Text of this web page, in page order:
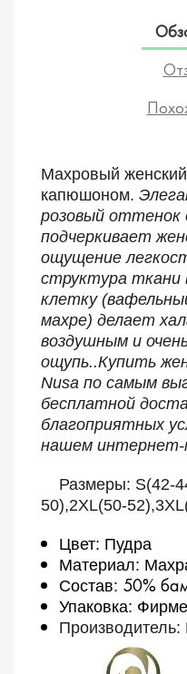
Махровый
капюшоном.
розовый оттенок
подчеркивает
ощущение
структура ткани
клетку
махре) делает
воздушным и
ощупь..Купить
Nusa по самым
бесплатной
благоприятных
нашем интернет-
Размеры: S(42-
50),2XL(50-
Цвет: Пудра
Материал:
Состав: 50%
Упаковка:
Производитель: